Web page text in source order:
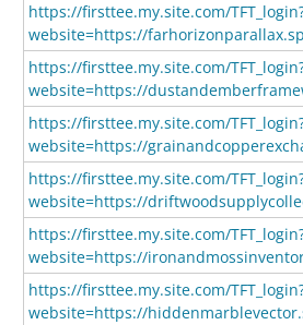
https://firsttee.my.site.com/
website=https://
https://firsttee.my.site.com/
website=https://
https://firsttee.my.site.com/
website=https://
https://firsttee.my.site.com/
website=https://
https://firsttee.my.site.com/
website=https://
https://firsttee.my.site.com/
website=https://